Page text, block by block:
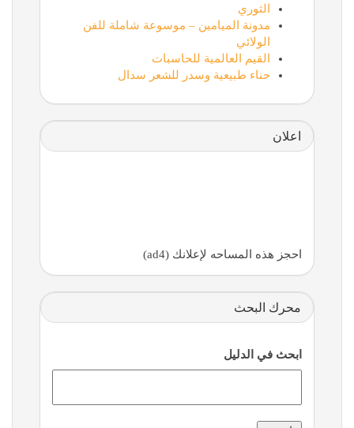
الثوري
مدونة الميامين – موسوعة شاملة للفن
الولائي
القيم العالمية للحاسبات
حناء طبيعية وسدر للشعر سدال
اعلان
احجز هذه المساحه لإعلانك (ad4)
محرك البحث
ابحث في الدليل